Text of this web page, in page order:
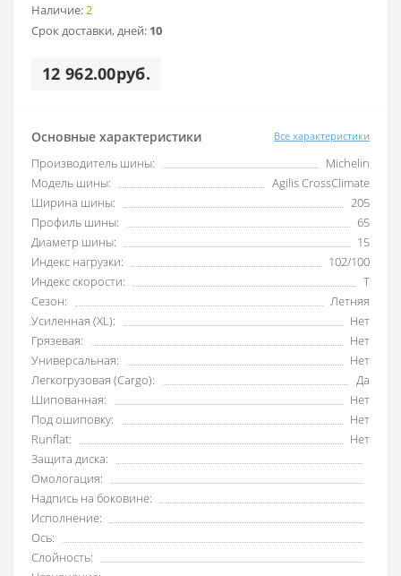
Наличие:2
Срок доставки, дней: 10
12 962.00руб.
Основные характеристики Все характеристики
Производитель шины:
Michelin
Модель шины:
Agilis CrossClimate
Ширина шины:
205
Профиль шины:
65
Диаметр шины:
15
Индекс нагрузки:
102/100
Индекс скорости:
T
Сезон:
Летняя
Усиленная (XL):
Нет
Грязевая:
Нет
Универсальная:
Нет
Легкогрузовая (Cargo):
Да
Шипованная:
Нет
Под ошиповку:
Нет
Runflat:
Нет
Защита диска:
Омологация:
Надпись на боковине:
Исполнение:
Ось:
Слойность: